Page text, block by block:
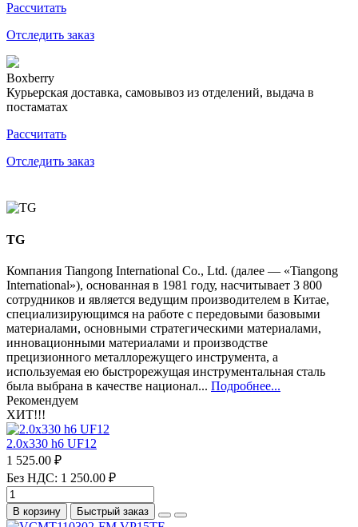
Рассчитать
Отследить заказ
Boxberry
Курьерская доставка, самовывоз из отделений, выдача в
постаматах
Рассчитать
Отследить заказ
TG
Компания Tiangong International Co., Ltd. (далее — «Tiangong
International»), основанная в 1981 году, насчитывает 3 800
сотрудников и является ведущим производителем в Китае,
специализирующимся на работе с передовыми базовыми
материалами, основными стратегическими материалами,
инновационными материалами и производстве
прецизионного металлорежущего инструмента, а
используемая ею быстрорежущая инструментальная сталь
была выбрана в качестве национал... Подробнее...
Рекомендуем
ХИТ!!!
2.0х330 h6 UF12
1 525.00 ₽
Без НДС: 1 250.00 ₽
В корзину Быстрый заказ